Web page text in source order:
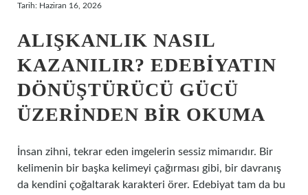
Tarih: Haziran 16, 2026
ALIŞKANLIK NASIL
KAZANILIR? EDEBIYATIN
DÖNÜŞTÜRÜCÜ GÜCÜ
ÜZERINDEN BIR OKUMA
İnsan zihni, tekrar eden imgelerin sessiz mimarıdır. Bir
kelimenin bir başka kelimeyi çağırması gibi, bir davranış
da kendini çoğaltarak karakteri örer. Edebiyat tam da bu